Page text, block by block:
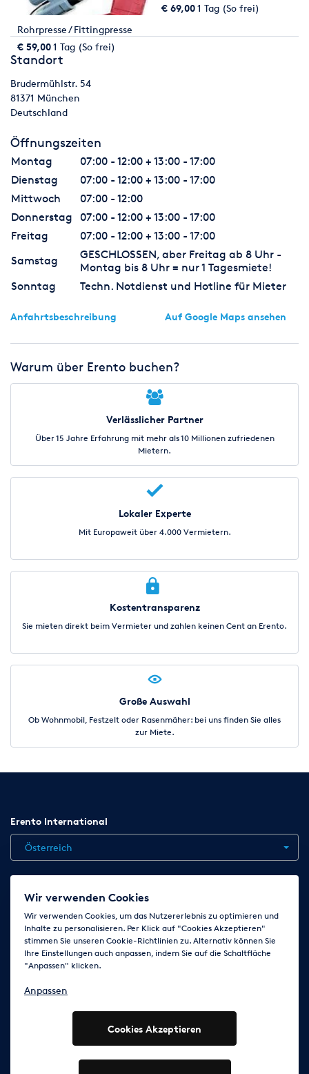
Rohrpresse / Fittingpresse
€ 59,001 Tag (So frei)
TURBO II
€ 69,001 Tag (So frei)
Standort
Brudermühlstr. 54
81371 München
Deutschland
Öffnungszeiten
Montag
07:00 - 12:00 + 13:00 - 17:00
Dienstag
07:00 - 12:00 + 13:00 - 17:00
Mittwoch
07:00 - 12:00
Donnerstag
07:00 - 12:00 + 13:00 - 17:00
Freitag
07:00 - 12:00 + 13:00 - 17:00
Samstag
GESCHLOSSEN, aber Freitag ab 8 Uhr -
Montag bis 8 Uhr = nur 1 Tagesmiete!
Sonntag
Techn. Notdienst und Hotline für Mieter
Anfahrtsbeschreibung Auf Google Maps ansehen
Warum über Erento buchen?
Verlässlicher Partner
Über 15 Jahre Erfahrung mit mehr als 10 Millionen zufriedenen
Mietern.
Lokaler Experte
Mit Europaweit über 4.000 Vermietern.
Kostentransparenz
Sie mieten direkt beim Vermieter und zahlen keinen Cent an Erento.
Große Auswahl
Ob Wohnmobil, Festzelt oder Rasenmäher: bei uns finden Sie alles
zur Miete.
Erento International
Österreich
Jobs Kontakt News
AGB
Impressum Cookie-Einstellungen ändern
Folge uns auf
© 2003 - 2026 Erento Campanda GmbH - Alle Rechte
vorbehalten
Wir verwenden Cookies
Wir verwenden Cookies, um das Nutzererlebnis zu optimieren und
Inhalte zu personalisieren. Per Klick auf "Cookies Akzeptieren"
stimmen Sie unseren Cookie-Richtlinien zu. Alternativ können Sie
Ihre Einstellungen auch anpassen, indem Sie auf die Schaltfläche
"Anpassen" klicken.
Anpassen
Cookies Akzeptieren